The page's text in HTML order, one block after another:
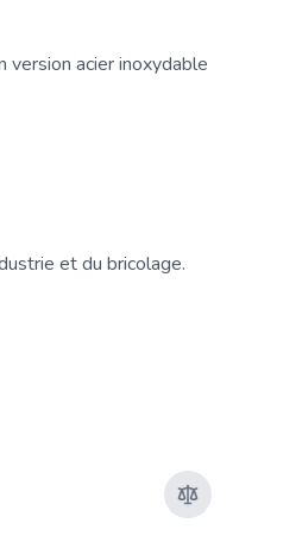
acier inoxydable
et du bricolage.